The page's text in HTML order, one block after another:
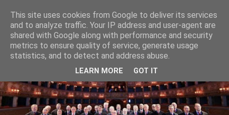
This site uses cookies from Google to deliver its services
and to analyze traffic. Your IP address and user-agent are
shared with Google along with performance and security
metrics to ensure quality of service, generate usage
statistics, and to detect and address abuse.
LEARN MORE GOT IT